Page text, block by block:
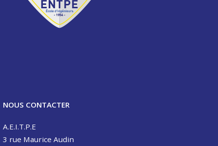
NOUS CONTACTER
A.E.I.T.P.E
3 rue Maurice Audin